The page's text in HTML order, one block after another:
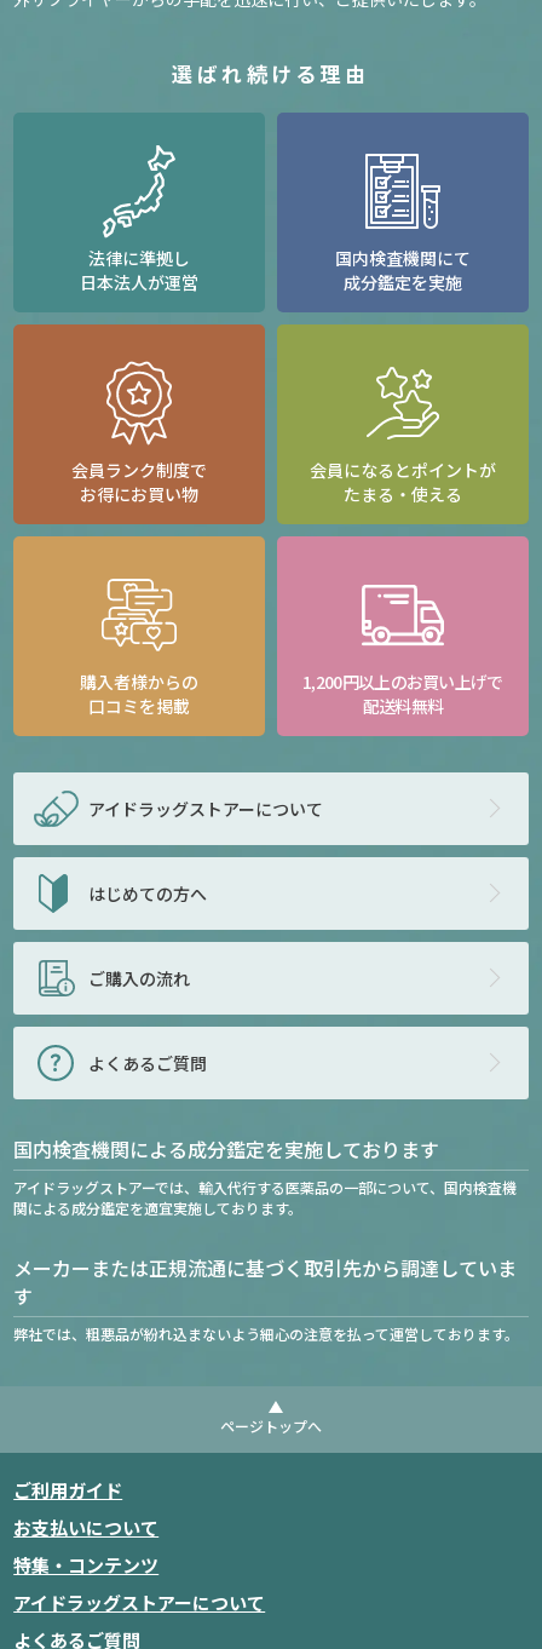
選ばれ続ける理由
法律に準拠し
日本法人が運営
国内検査機関にて
成分鑑定を実施
会員ランク制度で
お得にお買い物
会員になるとポイントが
たまる・使える
購入者様からの
口コミを掲載
1,200円以上のお買い上げで
配送料無料
アイドラッグストアーについて
はじめての方へ
ご購入の流れ
よくあるご質問
国内検査機関による成分鑑定を実施しております
アイドラッグストアーでは、輸入代行する医薬品の一部について、国内検査機
関による成分鑑定を適宜実施しております。
メーカーまたは正規流通に基づく取引先から調達していま
す
弊社では、粗悪品が紛れ込まないよう細心の注意を払って運営しております。
ページトップへ
ご利用ガイド
お支払いについて
特集・コンテンツ
アイドラッグストアーについて
よくあるご質問